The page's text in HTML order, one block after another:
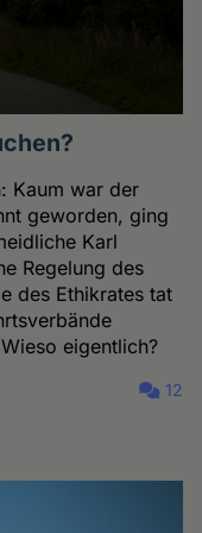
Kaum war der
geworden, ging
Karl
Regelung des
des Ethikrates tat
eigentlich?
12